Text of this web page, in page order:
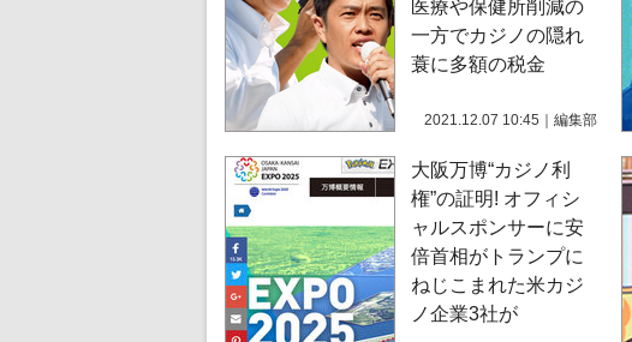
医療や保健所削減の
一方でカジノの隠れ
蓑に多額の税金
2021.12.07 10:45 編集部
大阪万博“カジノ利
権”の証明! オフィシ
ャルスポンサーに安
倍首相がトランプに
ねじこまれた米カジ
ノ企業3社が